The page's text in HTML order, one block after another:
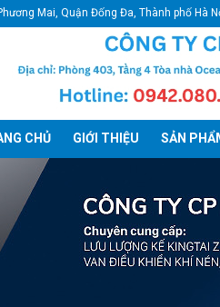
Mai, Quận Đống Đa, Thành phố Hà
CHỦ GIỚI THIỆU SẢN